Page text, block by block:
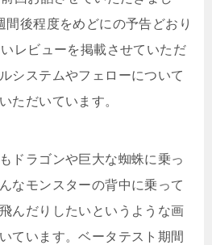
間後程度をめどにの予告どおり
レビューを掲載させていただ
システムやフェローについて
ただいています。
ドラゴンや巨大な蜘蛛に乗っ
なモンスターの背中に乗って
んだりしたいというような画
ています。ベータテスト期間